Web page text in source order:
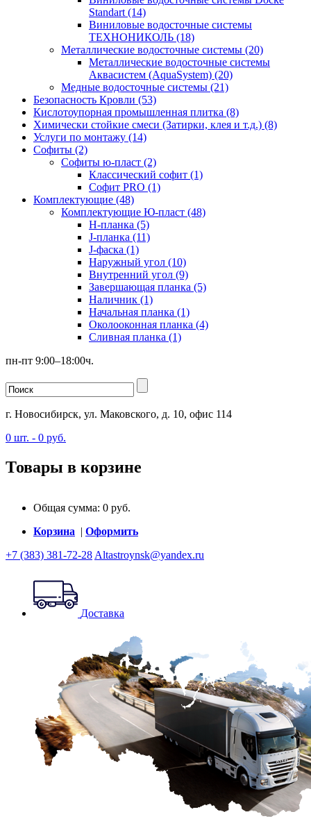
Standart (14)
Виниловые водосточные системы
ТЕХНОНИКОЛЬ (18)
Металлические водосточные системы (20)
Металлические водосточные системы
Аквасистем (AquaSystem) (20)
Медные водосточные системы (21)
Безопасность Кровли (53)
Кислотоупорная промышленная плитка (8)
Химически стойкие смеси (Затирки, клея и т.д.) (8)
Услуги по монтажу (14)
Софиты (2)
Софиты ю-пласт (2)
Классический софит (1)
Софит PRO (1)
Комплектующие (48)
Комплектующие Ю-пласт (48)
H-планка (5)
J-планка (11)
J-фаска (1)
Наружный угол (10)
Внутренний угол (9)
Завершающая планка (5)
Наличник (1)
Начальная планка (1)
Околооконная планка (4)
Сливная планка (1)
пн-пт 9:00–18:00ч.
г. Новосибирск, ул. Маковского, д. 10, офис 114
0 шт. - 0 руб.
Товары в корзине
Общая сумма: 0 руб.
Корзина | Оформить
+7 (383) 381-72-28 Altastroynsk@yandex.ru
Доставка